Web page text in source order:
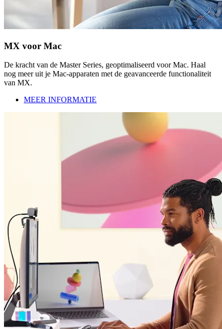
MX voor Mac
De kracht van de Master Series, geoptimaliseerd voor Mac. Haal
nog meer uit je Mac-apparaten met de geavanceerde functionaliteit
van MX.
MEER INFORMATIE